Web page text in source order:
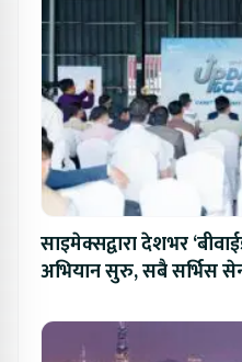
साइमेक्सद्वारा देशभर
अभियान सुरु, सबै सर्भिस